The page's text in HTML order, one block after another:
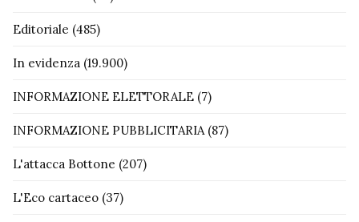
Editoriale (485)
In evidenza (19.900)
INFORMAZIONE ELETTORALE (7)
INFORMAZIONE PUBBLICITARIA(87)
L'attacca Bottone (207)
L'Eco cartaceo (37)